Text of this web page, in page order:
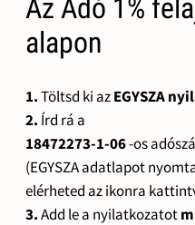
Az Adó 1%
alapon
1.Töltsd ki azEGYSZA
2. Írd rá a
18472273-1-06-os
(EGYSZA adatlapot
elérheted az ikonra
3.Add le a nyilatkozatot